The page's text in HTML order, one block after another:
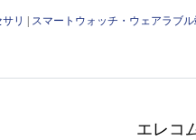
リ スマートウォッチ・ウェアラブ
エレコ